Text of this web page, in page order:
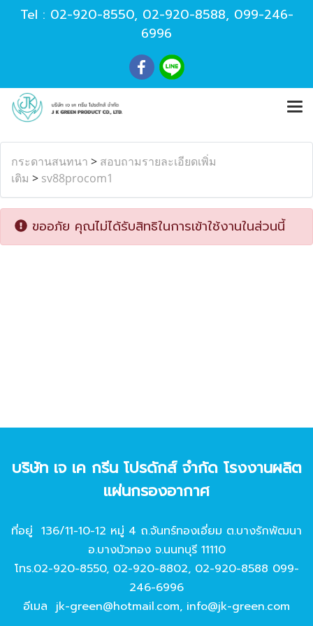
Tel : 02-920-8550, 02-920-8588, 099-246-
6996
กระดานสนทนา > สอบถามรายละเอียดเพิ่ม
เติม > sv88procom1
ขออภัย คุณไม่ได้รับสิทธิในการเข้าใช้งานในส่วนนี้
บริษัท เจ เค กรีน โปรดักส์ จํากัด โรงงานผลิต
แผ่นกรองอากาศ
ที่อยู่ 136/11-10-12 หมู่ 4 ถ.จันทร์ทองเอี่ยม ต.บางรักพัฒนา
อ.บางบัวทอง จ.นนทบุรี 11110
โทร.02-920-8550, 02-920-8802, 02-920-8588 099-
246-6996
อีเมล jk-green@hotmail.com, info@jk-green.com